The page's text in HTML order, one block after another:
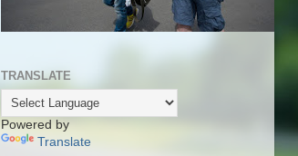
TRANSLATE
Powered by
Translate